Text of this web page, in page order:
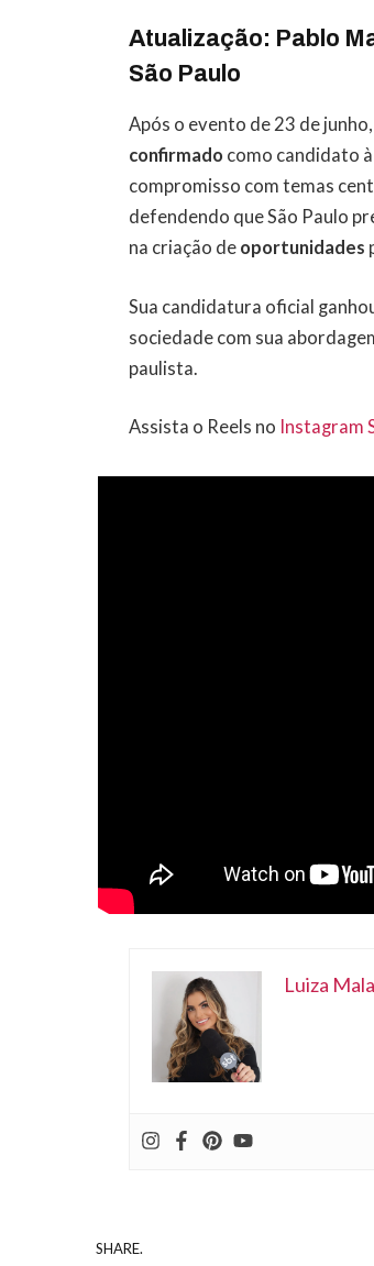
Atualização: Pablo
São Paulo
Após o evento de 23 de junho,
confirmado como candidato
compromisso com temas
defendendo que São Paulo
na criação de oportunidades
Sua candidatura oficial
sociedade com sua
paulista.
Assista o Reels no Instagram
Luiza
SHARE.